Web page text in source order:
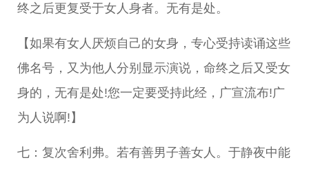
终之后更复受于女人身者。无有是处。
【如果有女人厌烦自己的女身，专心受持读诵这些
佛名号，又为他人分别显示演说，命终之后又受女
身的，无有是处!您一定要受持此经，广宣流布!广
为人说啊!】
七：复次舍利弗。若有善男子善女人。于静夜中能